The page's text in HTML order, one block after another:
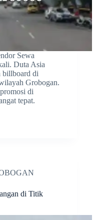
Sewa
Duta Asia
billboard di
Grobogan.
di
tepat.
di Titik